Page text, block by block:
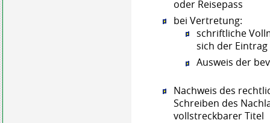
oder Reisepass
bei Vertretung:
schriftliche
sich der
Ausweis der
Nachweis des
Schreiben des
vollstreckbarer Titel